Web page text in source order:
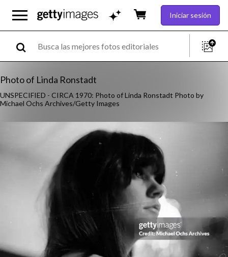
Iniciar sesión
Photo of Linda Ronstadt
UNSPECIFIED - CIRCA 1970: Photo of Linda Ronstadt Photo by
Michael Ochs Archives/Getty Images